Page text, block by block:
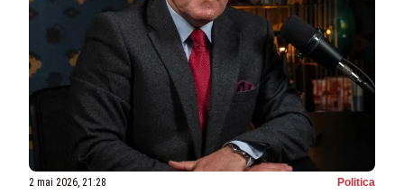
2 mai 2026, 21:28 Politica